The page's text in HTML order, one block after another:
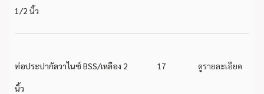
1/2 นิ้ว
ท่อประปากัลวาไนซ์ BSS/เหลือง 2
นิ้ว
17 ดูรายละเอียด